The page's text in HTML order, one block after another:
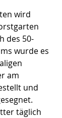
wird
des 50-
wurde es
am
und
täglich